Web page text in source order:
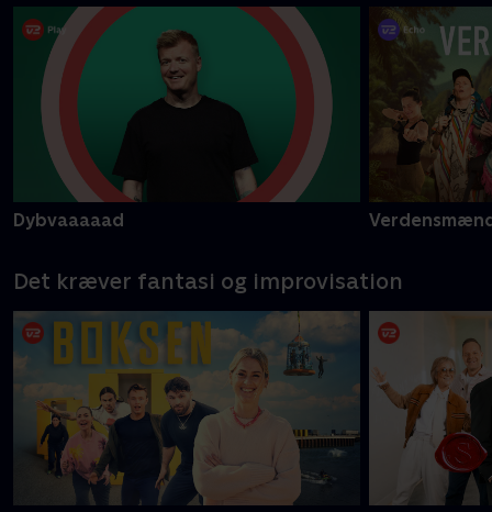
Dybvaaaaad
Det kræver fantasi og improvisation